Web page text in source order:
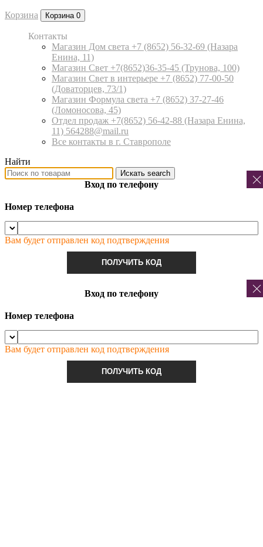
Корзина Корзина 0
Контакты
Магазин Дом света +7 (8652) 56-32-69 (Назара
Енина, 11)
Магазин Свет +7(8652)36-35-45 (Трунова, 100)
Магазин Свет в интерьере +7 (8652) 77-00-50
(Доваторцев, 73/1)
Магазин Формула света +7 (8652) 37-27-46
(Ломоносова, 45)
Отдел продаж +7(8652) 56-42-88 (Назара Енина,
11) 564288@mail.ru
Все контакты в г. Ставрополе
Найти
Искать search
Вход по телефону
Номер телефона
Вам будет отправлен код подтверждения
ПОЛУЧИТЬ КОД
Вход по телефону
Номер телефона
Вам будет отправлен код подтверждения
ПОЛУЧИТЬ КОД